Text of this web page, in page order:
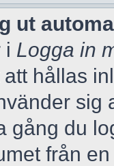
ut
i Logga in
hållas
sig
gång du
från